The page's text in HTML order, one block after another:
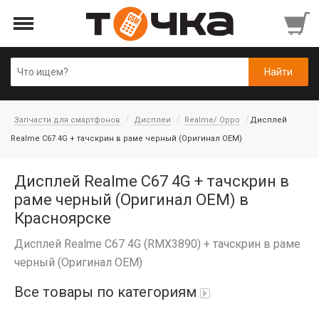
Запчасти для смартфонов Дисплеи Realme/ Oppo
Дисплей
Realme C67 4G + тачскрин в раме черный (Оригинал OEM)
Дисплей Realme C67 4G + тачскрин в
раме черный (Оригинал OEM) в
Красноярске
Дисплей Realme C67 4G (RMX3890) + тачскрин в раме
черный (Оригинал OEM)
Все товары по категориям